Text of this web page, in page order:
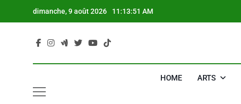
dimanche, 9 août 2026 11:13:52 AM
HOME ARTS